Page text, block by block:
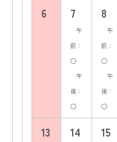
6 7
午
前：
○
午
後：
○
8
午
前：
○
午
後：
○
13 14 15